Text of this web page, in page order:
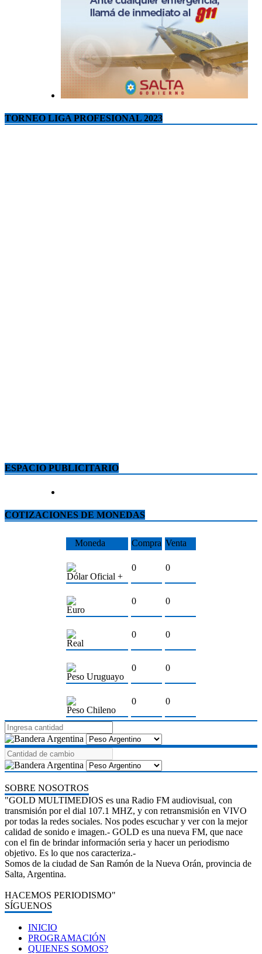
TORNEO LIGA PROFESIONAL 2023
ESPACIO PUBLICITARIO
COTIZACIONES DE MONEDAS
Moneda Compra Venta
Dólar Oficial +
0 0
Euro
0 0
Real
0 0
Peso Uruguayo
0 0
Peso Chileno
0 0
SOBRE NOSOTROS
"GOLD MULTIMEDIOS es una Radio FM audiovisual, con
transmisión por el dial 107.1 MHZ, y con retransmisión en VIVO
por todas la redes sociales. Nos podes escuchar y ver con la mejor
calidad de sonido e imagen.- GOLD es una nueva FM, que nace
con el fin de brindar información seria y hacer un periodismo
objetivo. Es lo que nos caracteriza.-
Somos de la ciudad de San Ramón de la Nueva Orán, provincia de
Salta, Argentina.
HACEMOS PERIODISMO"
SÍGUENOS
INICIO
PROGRAMACIÓN
QUIENES SOMOS?